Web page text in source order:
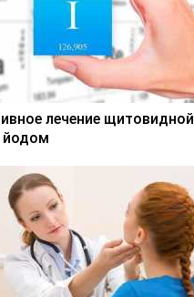
лечение щитовидной
йодом